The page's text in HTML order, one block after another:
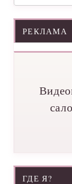
РЕКЛАМА
ГДЕ Я?